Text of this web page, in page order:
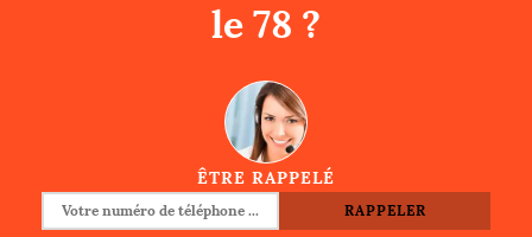
le 78 ?
ÊTRE RAPPELÉ